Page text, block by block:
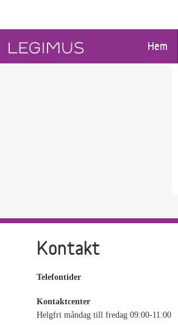
Hem
Kontakt
Telefontider
Kontaktcenter
Helgfri måndag till fredag 09:00-11:00